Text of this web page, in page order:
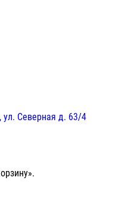
ул. Северная д. 63/4